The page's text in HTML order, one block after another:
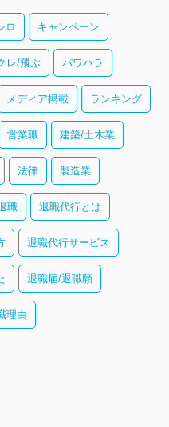
ロ キャンペーン
レ/飛ぶ パワハラ
メディア掲載 ランキング
営業職 建築/土木業
法律 製造業
職 退職代行とは
退職代行サービス
退職届/退職願
理由